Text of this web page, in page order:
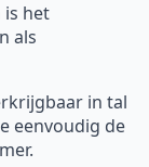
is het
als
in tal
eenvoudig de